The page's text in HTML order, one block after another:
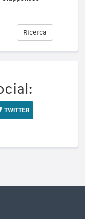
Ricerca
TWITTER